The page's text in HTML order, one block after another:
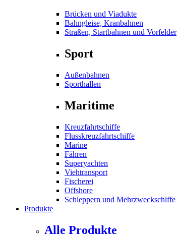
Brücken und Viadukte
Bahngleise, Kranbahnen
Straßen, Startbahnen und Vorfelder
Sport
Außenbahnen
Sporthallen
Maritime
Kreuzfahrtschiffe
Flusskreuzfahrtschiffe
Marine
Fähren
Superyachten
Viehtransport
Fischerei
Offshore
Schleppern und Mehrzweckschiffe
Produkte
Alle Produkte